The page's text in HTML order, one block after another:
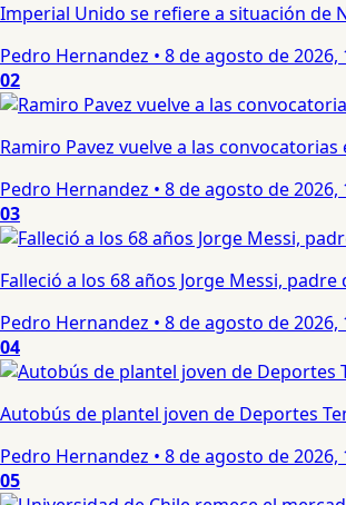
Imperial Unido se refiere a situación de
Pedro Hernandez • 8 de agosto de 2026,
02
Ramiro Pavez vuelve a las convocatorias
Pedro Hernandez • 8 de agosto de 2026,
03
Falleció a los 68 años Jorge Messi, padre
Pedro Hernandez • 8 de agosto de 2026,
04
Autobús de plantel joven de Deportes
Pedro Hernandez • 8 de agosto de 2026,
05